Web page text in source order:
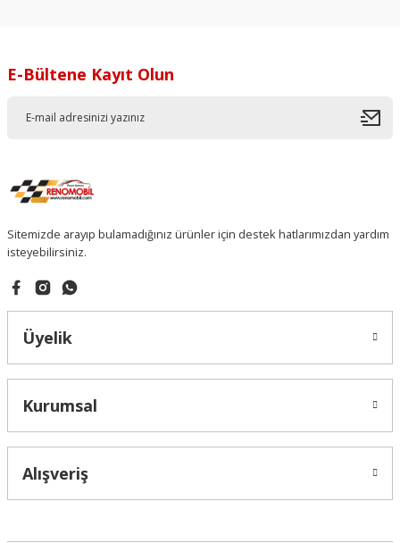
E-Bültene Kayıt Olun
Sitemizde arayıp bulamadığınız ürünler için destek hatlarımızdan yardım
isteyebilirsiniz.
Üyelik
Kurumsal
Alışveriş